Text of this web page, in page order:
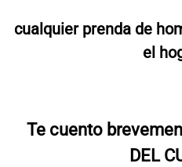
cualquier prenda de
el
Te cuento
DEL